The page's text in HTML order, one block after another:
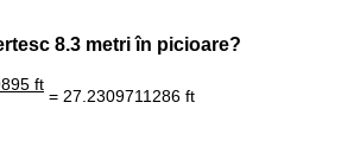
8.3 metri în picioare?
ft
= 27.2309711286 ft